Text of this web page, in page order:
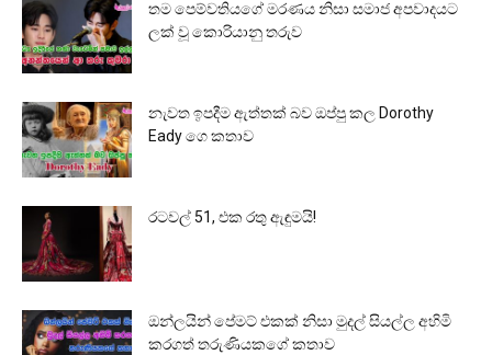
තම පෙම්වතියගේ මරණය නිසා සමාජ අපවාදයට
ලක් වූ කොරියානු තරුව
නැවත ඉපදීම ඇත්තක් බව ඔප්පු කල Dorothy
Eady ගෙ කතාව
රටවල් 51, එක රතු ඇඳුමයි!
ඔන්ලයින් පේමට් එකක් නිසා මුදල් සියල්ල අහිමි
කරගත් තරුණියකගේ කතාව